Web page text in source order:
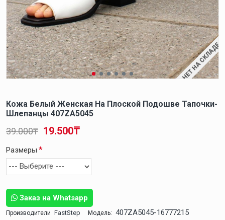
НЕТ НА СКЛАДЕ
Кожа Белый Женская На Плоской Подошве Тапочки-
Шлепанцы 407ZA5045
Заказ на Whatsapp
Производители FastStep Модель: 407ZA5045-16777215
19.500₸
39.000₸
Размеры